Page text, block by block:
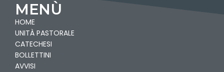
MENÙ
HOME
UNITÀ PASTORALE
CATECHESI
BOLLETTINI
AVVISI